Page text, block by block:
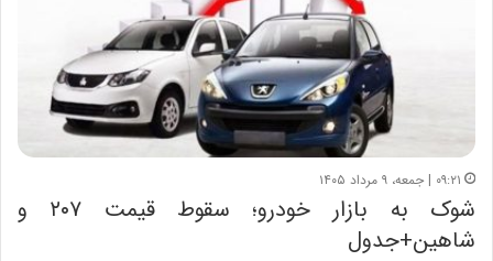
۰۹:۲۱ | جمعه، ۹ مرداد ۱۴۰۵
شوک به بازار خودرو؛ سقوط قیمت ۲۰۷ و
شاهین+جدول